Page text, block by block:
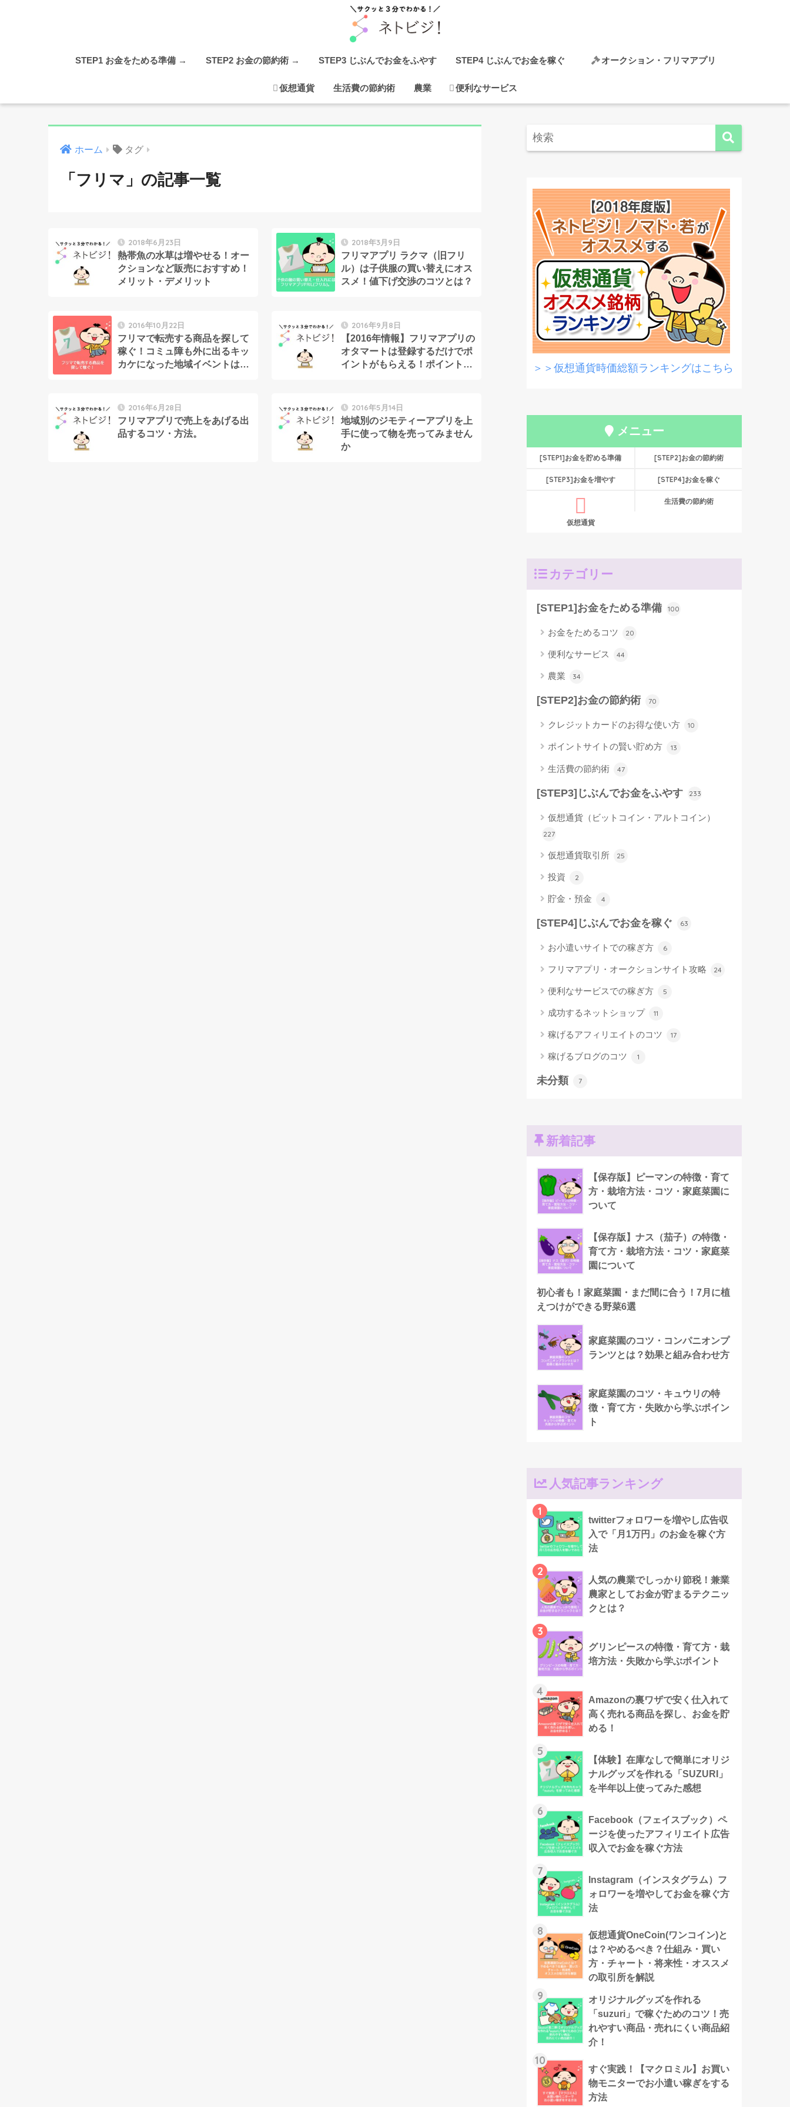
STEP1 お金をためる準備 → STEP2 お金の節約術 → STEP3 じぶんでお金をふやす STEP4 じぶんでお金を稼ぐ オークション・フリマアプリ
仮想通貨 生活費の節約術 農業 便利なサービス
ホーム タグ
「フリマ」の記事一覧
2018年6月23日
熱帯魚の水草は増やせる！オー
クションなど販売におすすめ！
メリット・デメリット
2018年3月9日
フリマアプリ ラクマ（旧フリ
ル）は子供服の買い替えにオス
スメ！値下げ交渉のコツとは？
2016年10月22日
フリマで転売する商品を探して
稼ぐ！コミュ障も外に出るキッ
カケになった地域イベントはお
2016年9月8日
【2016年情報】フリマアプリの
オタマートは登録するだけでポ
イントがもらえる！ポイントを
2016年6月28日
フリマアプリで売上をあげる出
品するコツ・方法。
2016年5月14日
地域別のジモティーアプリを上
手に使って物を売ってみません
か
＞＞仮想通貨時価総額ランキングはこちら
メニュー
[STEP1]お金を貯める準備 [STEP2]お金の節約術
[STEP3]お金を増やす [STEP4]お金を稼ぐ
仮想通貨
生活費の節約術
カテゴリー
[STEP1]お金をためる準備 100
お金をためるコツ 20
便利なサービス 44
農業 34
[STEP2]お金の節約術 70
クレジットカードのお得な使い方 10
ポイントサイトの賢い貯め方 13
生活費の節約術 47
[STEP3]じぶんでお金をふやす 233
仮想通貨（ビットコイン・アルトコイン）
227
仮想通貨取引所 25
投資 2
貯金・預金 4
[STEP4]じぶんでお金を稼ぐ 63
お小遣いサイトでの稼ぎ方 6
フリマアプリ・オークションサイト攻略 24
便利なサービスでの稼ぎ方 5
成功するネットショップ 11
稼げるアフィリエイトのコツ 17
稼げるブログのコツ 1
未分類 7
新着記事
【保存版】ピーマンの特徴・育て
方・栽培方法・コツ・家庭菜園に
ついて
【保存版】ナス（茄子）の特徴・
育て方・栽培方法・コツ・家庭菜
園について
初心者も！家庭菜園・まだ間に合う！7月に植
えつけができる野菜6選
家庭菜園のコツ・コンパニオンプ
ランツとは？効果と組み合わせ方
家庭菜園のコツ・キュウリの特
徴・育て方・失敗から学ぶポイン
ト
人気記事ランキング
1
twitterフォロワーを増やし広告収
入で「月1万円」のお金を稼ぐ方
法
2
人気の農業でしっかり節税！兼業
農家としてお金が貯まるテクニッ
クとは？
3
グリンピースの特徴・育て方・栽
培方法・失敗から学ぶポイント
4
Amazonの裏ワザで安く仕入れて
高く売れる商品を探し、お金を貯
める！
5
【体験】在庫なしで簡単にオリジ
ナルグッズを作れる「SUZURI」
を半年以上使ってみた感想
6
Facebook（フェイスブック）ペ
ージを使ったアフィリエイト広告
収入でお金を稼ぐ方法
7
Instagram（インスタグラム）フ
ォロワーを増やしてお金を稼ぐ方
法
8
仮想通貨OneCoin(ワンコイン)と
は？やめるべき？仕組み・買い
方・チャート・将来性・オススメ
の取引所を解説
9
オリジナルグッズを作れる
「suzuri」で稼ぐためのコツ！売
れやすい商品・売れにくい商品紹
介！
10
すぐ実践！【マクロミル】お買い
物モニターでお小遣い稼ぎをする
方法